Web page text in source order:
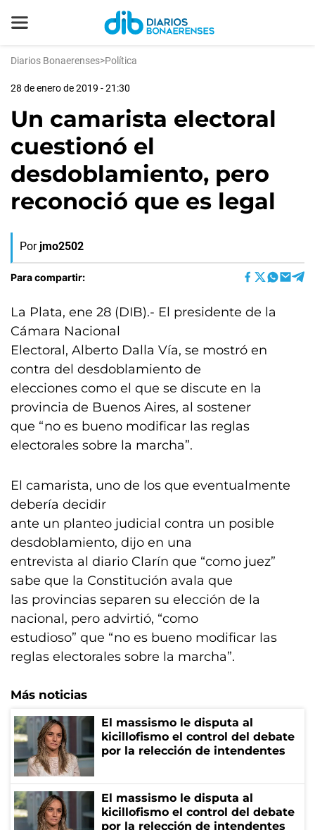
Diarios Bonaerenses>Política
28 de enero de 2019 - 21:30
Un camarista electoral
cuestionó el
desdoblamiento, pero
reconoció que es legal
Por jmo2502
Para compartir:
La Plata, ene 28 (DIB).- El presidente de la
Cámara Nacional
Electoral, Alberto Dalla Vía, se mostró en
contra del desdoblamiento de
elecciones como el que se discute en la
provincia de Buenos Aires, al sostener
que “no es bueno modificar las reglas
electorales sobre la marcha”.
El camarista, uno de los que eventualmente
debería decidir
ante un planteo judicial contra un posible
desdoblamiento, dijo en una
entrevista al diario Clarín que “como juez”
sabe que la Constitución avala que
las provincias separen su elección de la
nacional, pero advirtió, “como
estudioso” que “no es bueno modificar las
reglas electorales sobre la marcha”.
Más noticias
El massismo le disputa al
kicillofismo el control del debate
por la relección de intendentes
El massismo le disputa al
kicillofismo el control del debate
por la relección de intendentes